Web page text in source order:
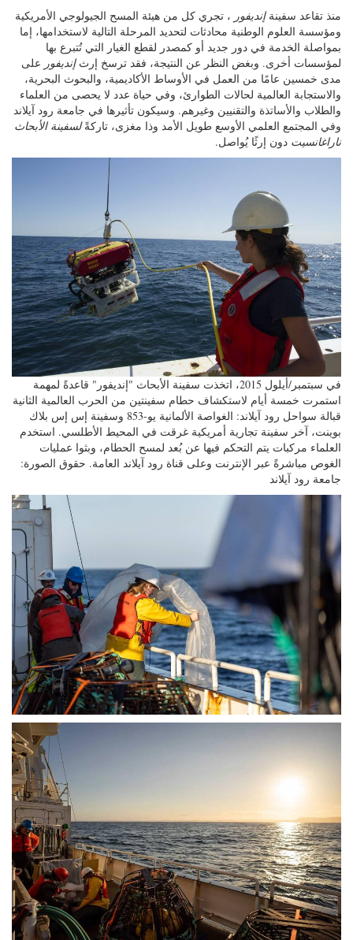
منذ تقاعد سفينةإنديفور ، تجري كل من هيئة المسح الجيولوجي الأمريكية
ومؤسسة العلوم الوطنية محادثات لتحديد المرحلة التالية لاستخدامها، إما
بمواصلة الخدمة في دور جديد أو كمصدر لقطع الغيار التي تُتبرع بها
لمؤسسات أخرى. وبغض النظر عن النتيجة، فقد ترسخ إرثإنديفور على
مدى خمسين عامًا من العمل في الأوساط الأكاديمية، والبحوث البحرية،
والاستجابة العالمية لحالات الطوارئ، وفي حياة عدد لا يحصى من العلماء
والطلاب والأساتذة والتقنيين وغيرهم. وسيكون تأثيرها في جامعة رود آيلاند
وفي المجتمع العلمي الأوسع طويل الأمد وذا مغزى، تاركةًلسفينة الأبحاث
ناراغانسيت دون إرثًا يُواصل.
في سبتمبر/أيلول 2015، اتخذت سفينة الأبحاث "إنديفور" قاعدةً لمهمة
استمرت خمسة أيام لاستكشاف حطام سفينتين من الحرب العالمية الثانية
قبالة سواحل رود آيلاند: الغواصة الألمانية يو-853 وسفينة إس إس بلاك
بوينت، آخر سفينة تجارية أمريكية غرقت في المحيط الأطلسي. استخدم
العلماء مركبات يتم التحكم فيها عن بُعد لمسح الحطام، وبثوا عمليات
الغوص مباشرةً عبر الإنترنت وعلى قناة رود آيلاند العامة. حقوق الصورة:
جامعة رود آيلاند